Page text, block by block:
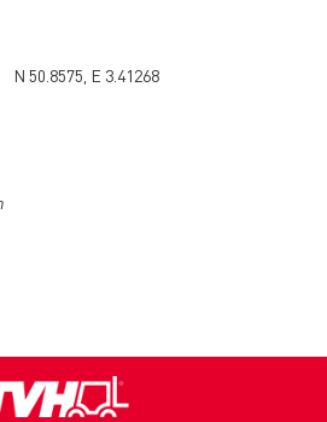
N 50.8575, E 3.41268